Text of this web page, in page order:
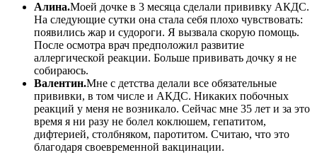
Алина.Моей дочке в 3 месяца сделали прививку АКДС.
На следующие сутки она стала себя плохо чувствовать:
появились жар и судороги. Я вызвала скорую помощь.
После осмотра врач предположил развитие
аллергической реакции. Больше прививать дочку я не
собираюсь.
Валентин.Мне с детства делали все обязательные
прививки, в том числе и АКДС. Никаких побочных
реакций у меня не возникало. Сейчас мне 35 лет и за это
время я ни разу не болел коклюшем, гепатитом,
дифтерией, столбняком, паротитом. Считаю, что это
благодаря своевременной вакцинации.